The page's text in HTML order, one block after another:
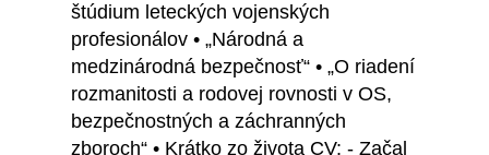
štúdium leteckých vojenských
profesionálov • „Národná a
medzinárodná bezpečnosť“ • „O riadení
rozmanitosti a rodovej rovnosti v OS,
bezpečnostných a záchranných
zboroch“ • Krátko zo života CV: - Začal